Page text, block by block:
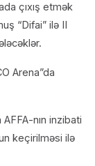
çıxış etmək
“Difai” ilə II
Arena”da
nın inzibati
keçirilməsi ilə